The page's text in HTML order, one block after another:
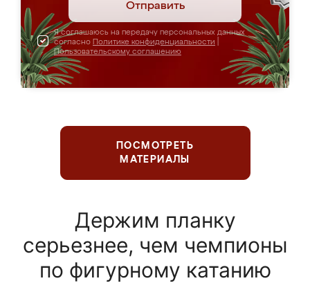
Отправить
Я соглашаюсь на передачу персональных данных
согласно Политике конфиденциальности
Пользовательскому соглашению
ПОСМОТРЕТЬ
МАТЕРИАЛЫ
Держим планку
серьезнее, чем чемпионы
по фигурному катанию